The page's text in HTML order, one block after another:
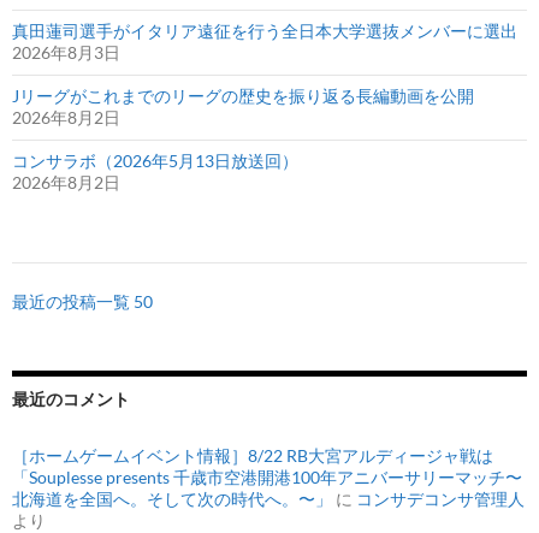
真田蓮司選手がイタリア遠征を行う全日本大学選抜メンバーに選出
2026年8月3日
Jリーグがこれまでのリーグの歴史を振り返る長編動画を公開
2026年8月2日
コンサラボ（2026年5月13日放送回）
2026年8月2日
最近の投稿一覧 50
最近のコメント
［ホームゲームイベント情報］8/22 RB大宮アルディージャ戦は
「Souplesse presents 千歳市空港開港100年アニバーサリーマッチ〜
北海道を全国へ。そして次の時代へ。〜」
に コンサデコンサ管理人
より